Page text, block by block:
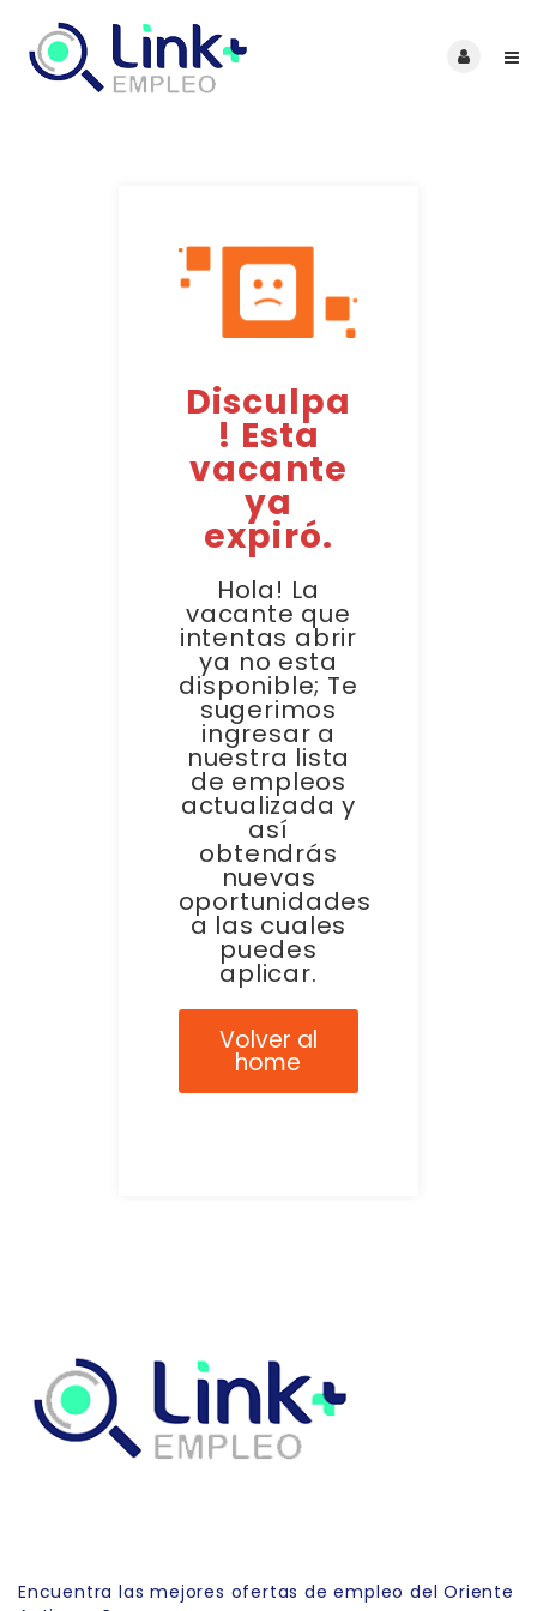
Disculpa
! Esta
vacante
ya
expiró.
Hola! La
vacante que
intentas abrir
ya no esta
disponible; Te
sugerimos
ingresar a
nuestra lista
de empleos
actualizada y
así
obtendrás
nuevas
oportunidades
a las cuales
puedes
aplicar.
Volver al
home
Encuentra las mejores ofertas de empleo del Oriente